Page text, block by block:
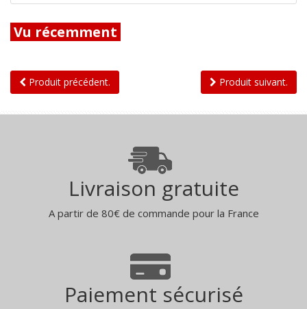
Vu récemment
Produit précédent. Produit suivant.
Livraison gratuite
A partir de 80€ de commande pour la France
Paiement sécurisé